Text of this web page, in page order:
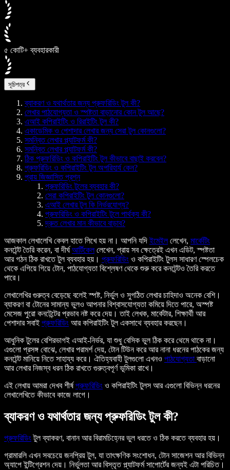
৫ কোটি+ ব্যবহারকারী
সূচিপত্র
ব্যাকরণ ও যথার্থতার জন্য প্রুফরিডিং টুল কী?
লেখার পাঠযোগ্যতা ও স্পষ্টতা বাড়ানোর কোন টুল আছে?
এআই কপিরাইটিং ও রিরাইটিং টুল কী?
একাডেমিক ও পেশাদার লেখার জন্য সেরা টুল কোনগুলো?
সমন্বিত লেখার প্ল্যাটফর্ম কী?
সমন্বিত লেখার প্ল্যাটফর্ম কী?
ঠিক প্রুফরিডিং ও কপিরাইটিং টুল কীভাবে বাছাই করবেন?
প্রুফরিডিং ও কপিরাইটিং টুল অপরিহার্য কেন?
প্রায় জিজ্ঞাসিত প্রশ্ন
প্রুফরিডিং টুলের ব্যবহার কী?
সেরা কপিরাইটিং টুল কোনগুলো?
এআই লেখার টুল কি নির্ভরযোগ্য?
প্রুফরিডিং ও কপিরাইটিং টুলে পার্থক্য কী?
দ্রুত লেখার মান কীভাবে বাড়াব?
আজকাল লেখালেখি কেবল হাতে লিখে হয় না। আপনি যদিইমেইললেখেন, মার্কেটিং
কনটেন্ট তৈরি করেন, বা দীর্ঘ আর্টিকেললেখেন, প্রায় সব ক্ষেত্রেই এখন এডিট, স্পষ্টতা
আর গঠন ঠিক রাখতে টুল ব্যবহার হয়। প্রুফরিডিং ও কপিরাইটিং টুলস সাধারণ স্পেলচেক
থেকে এগিয়ে গিয়ে টোন, পাঠযোগ্যতা বিশ্লেষণ থেকে শুরু করে কনটেন্টও তৈরি করতে
পারে।
লেখালেখির গুরুত্ব বেড়েছে বলেই স্পষ্ট, নির্ভুল ও সুগঠিত লেখার চাহিদাও অনেক বেশি।
ব্যাকরণ বা টোনের সামান্য ভুলও আপনার বিশ্বাসযোগ্যতা কমিয়ে দিতে পারে, অস্পষ্ট
মেসেজ পুরো কনটেন্টের প্রভাব নষ্ট করে দেয়। তাই লেখক, মার্কেটার, শিক্ষার্থী আর
পেশাদার সবাই প্রুফরিডিং আর কপিরাইটিং টুল একসাথে ব্যবহার করছেন।
আধুনিক টুলের বেশিরভাগই এআই-নির্ভর, যা শুধু বেসিক ভুল ঠিক করে থেমে থাকে না।
এগুলো প্রসঙ্গ বোঝে, লেখার পরামর্শ দেয়, টোন টিউন করে আর নানা ধরনের পাঠকের জন্য
কনটেন্ট মানিয়ে নিতে সাহায্য করে। ঐতিহ্যবাহী টুলগুলো এখনও পাঠযোগ্যতা বাড়ানো
আর লেখার নিজস্ব ধরন ঠিক রাখতে গুরুত্বপূর্ণ ভূমিকা রাখে।
এই লেখায় আমরা দেখব শীর্ষপ্রুফরিডিং ও কপিরাইটিং টুলস আর এগুলো বিভিন্ন ধরনের
লেখালেখিতে কীভাবে কাজে লাগে।
ব্যাকরণ ও যথার্থতার জন্য প্রুফরিডিং টুল কী?
প্রুফরিডিংটুল ব্যাকরণ, বানান আর বিরামচিহ্নের ভুল ধরতে ও ঠিক করতে ব্যবহার হয়।
গ্রামারলি এখন সবচেয়ে জনপ্রিয় টুল, যা তাৎক্ষণিক সংশোধন, টোন সাজেশন আর বিভিন্ন
অ্যাপে ইন্টিগ্রেশন দেয়। নির্ভুলতা আর বিস্তৃত প্ল্যাটফর্ম সাপোর্টের জন্যই এটা পরিচিত।